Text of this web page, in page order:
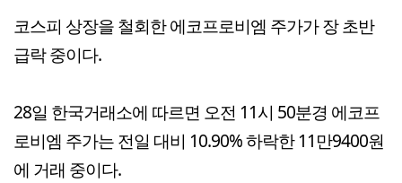
코스피 상장을 철회한 에코프로비엠 주가가 장 초반
급락 중이다.
28일 한국거래소에 따르면 오전 11시 50분경 에코프
로비엠 주가는 전일 대비 10.90% 하락한 11만9400원
에 거래 중이다.